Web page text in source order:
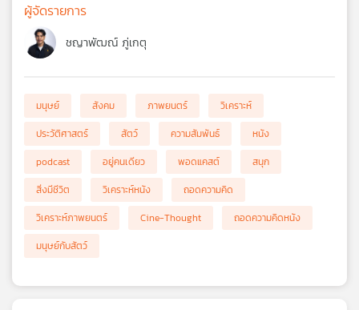
ผู้จัดรายการ
ชญาพัฒณ์ ภู่เกตุ
มนุษย์ สังคม ภาพยนตร์
วิเคราะห์
ประวัติศาสตร์
สัตว์ ความสัมพันธ์
หนัง
podcast
อยู่คนเดียว พอดแคสต์
สนุก
สิ่งมีชีวิต
วิเคราะห์หนัง
ถอดความคิด
วิเคราะห์ภาพยนตร์
Cine-Thought
ถอดความคิดหนัง
มนุษย์กับสัตว์